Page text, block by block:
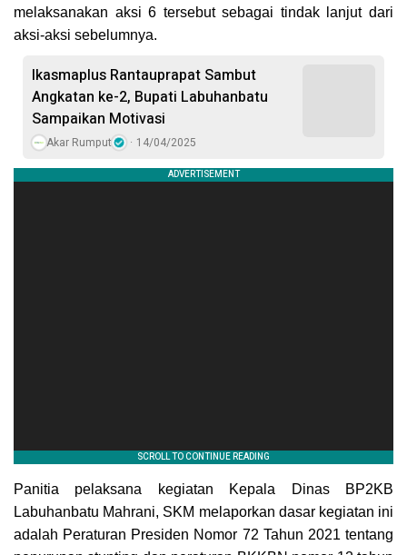
melaksanakan aksi 6 tersebut sebagai tindak lanjut dari
aksi-aksi sebelumnya.
Ikasmaplus Rantauprapat Sambut
Angkatan ke-2, Bupati Labuhanbatu
Sampaikan Motivasi
Akar Rumput 14/04/2025
Panitia pelaksana kegiatan Kepala Dinas BP2KB
Labuhanbatu Mahrani, SKM melaporkan dasar kegiatan ini
adalah Peraturan Presiden Nomor 72 Tahun 2021 tentang